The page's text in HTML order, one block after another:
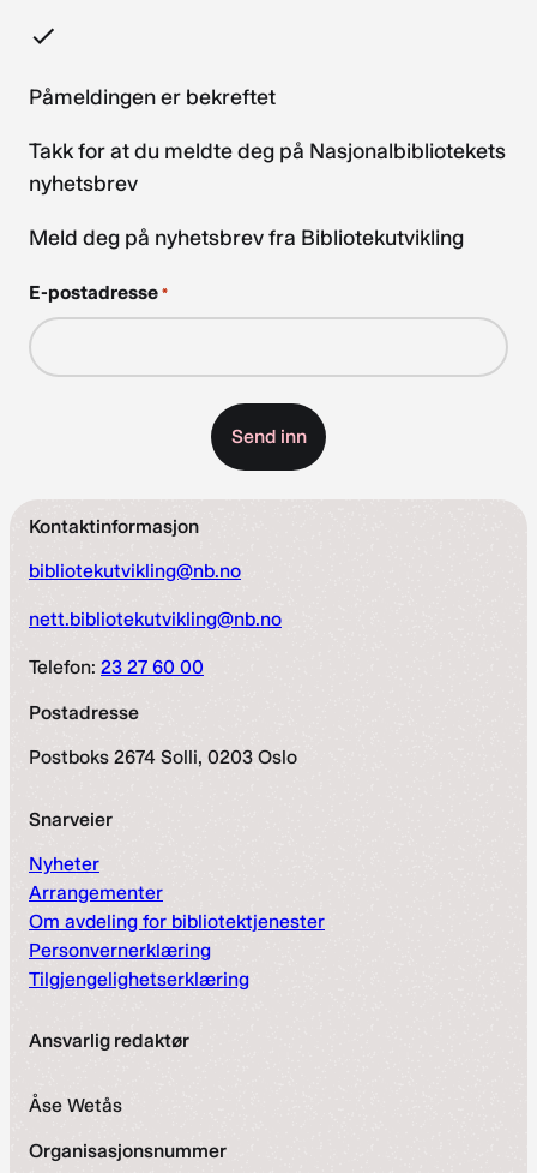
Påmeldingen er bekreftet
Takk for at du meldte deg på Nasjonalbibliotekets
nyhetsbrev
Meld deg på nyhetsbrev fra Bibliotekutvikling
E-postadresse *
Kontaktinformasjon
bibliotekutvikling@nb.no
nett.bibliotekutvikling@nb.no
Telefon: 23 27 60 00
Postadresse
Postboks 2674 Solli, 0203 Oslo
Snarveier
Nyheter
Arrangementer
Om avdeling for bibliotektjenester
Personvernerklæring
Tilgjengelighetserklæring
Ansvarlig redaktør
Åse Wetås
Organisasjonsnummer